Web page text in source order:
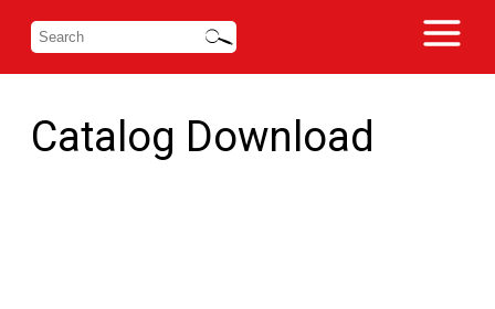
Catalog Download